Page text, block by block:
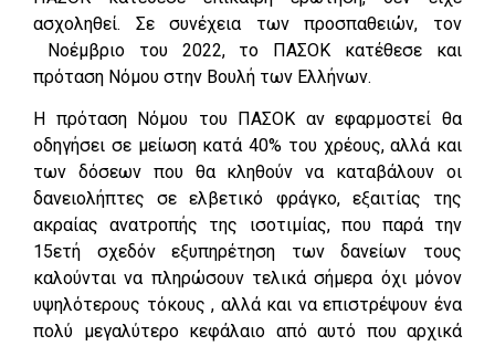
ασχοληθεί. Σε συνέχεια των προσπαθειών, τον
Νοέμβριο του 2022, το ΠΑΣΟΚ κατέθεσε και
πρόταση Νόμου στην Βουλή των Ελλήνων.
Η πρόταση Νόμου του ΠΑΣΟΚ αν εφαρμοστεί θα
οδηγήσει σε μείωση κατά 40% του χρέους, αλλά και
των δόσεων που θα κληθούν να καταβάλουν οι
δανειολήπτες σε ελβετικό φράγκο, εξαιτίας της
ακραίας ανατροπής της ισοτιμίας, που παρά την
15ετή σχεδόν εξυπηρέτηση των δανείων τους
καλούνται να πληρώσουν τελικά σήμερα όχι μόνον
υψηλότερους τόκους , αλλά και να επιστρέψουν ένα
πολύ μεγαλύτερο κεφάλαιο από αυτό που αρχικά